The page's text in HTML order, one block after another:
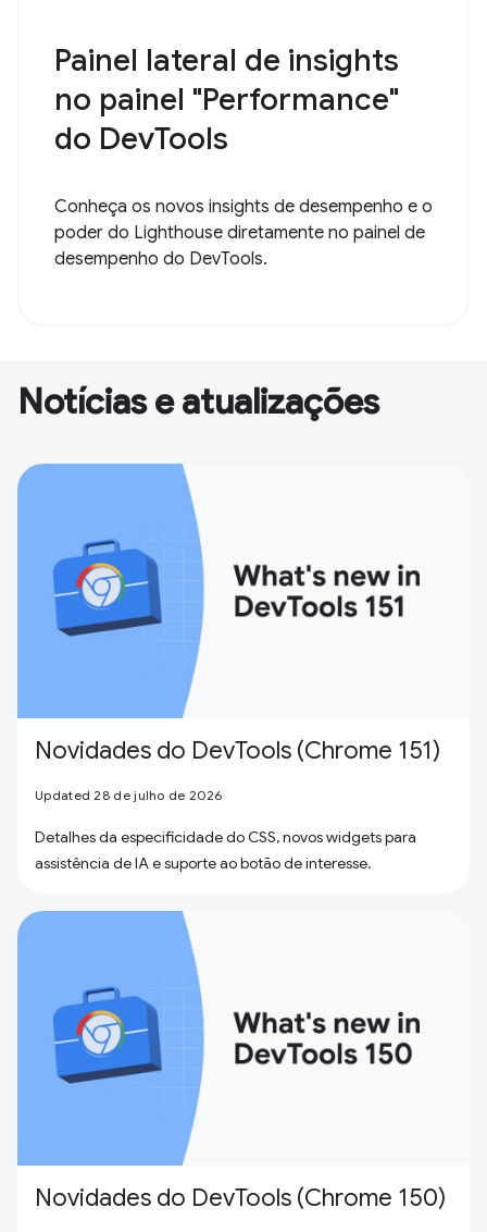
Painel lateral de insights
no painel "Performance"
do DevTools
Conheça os novos insights de desempenho e o
poder do Lighthouse diretamente no painel de
desempenho do DevTools.
Notícias e atualizações
Novidades do DevTools (Chrome 151)
Updated 28 de julho de 2026
Detalhes da especificidade do CSS, novos widgets para
assistência de IA e suporte ao botão de interesse.
Novidades do DevTools (Chrome 150)